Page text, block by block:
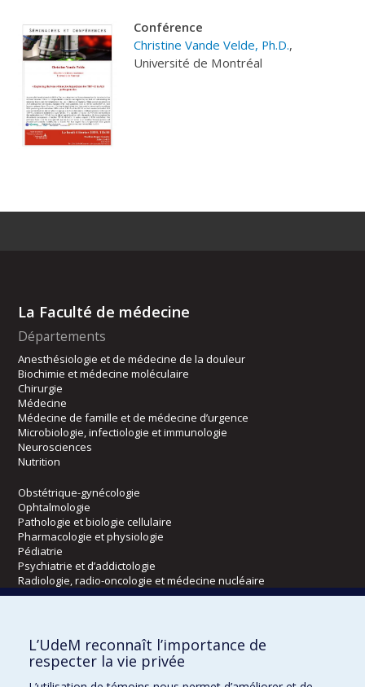
Conférence
Christine Vande Velde, Ph.D.,
Université de Montréal
La Faculté de médecine
Départements
Anesthésiologie et de médecine de la douleur
Biochimie et médecine moléculaire
Chirurgie
Médecine
Médecine de famille et de médecine d’urgence
Microbiologie, infectiologie et immunologie
Neurosciences
Nutrition
Obstétrique-gynécologie
Ophtalmologie
Pathologie et biologie cellulaire
Pharmacologie et physiologie
Pédiatrie
Psychiatrie et d’addictologie
Radiologie, radio-oncologie et médecine nucléaire
Écoles
Kinésiologie et des sciences de l’activité physique
Orthophonie et audiologie
L’UdeM reconnaît l’importance de
respecter la vie privée